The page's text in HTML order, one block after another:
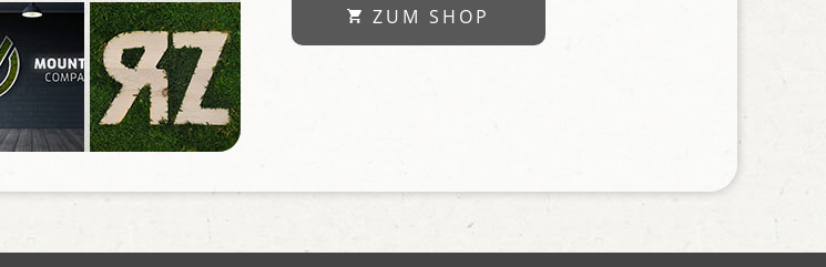
ZUM SHOP